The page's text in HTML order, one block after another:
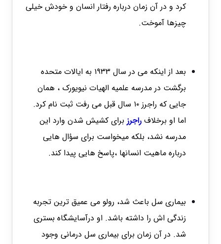
کرد و در آن زمان درباره رفتار انسان و خودش خیلی
چیزها آموخت.
بعد از اینکه می در سال ۱۹۳۳ به ایالات متحده
برگشت در مدرسه علمیه الهيات نيويورک ، همان
جایی که راجرز ۱۰ سال قبل می رفت ثبت نام کرد.
اما او برخلاف راجرز برای کشیش شدن وارد این
مدرسه نشد، بلکه میخواست برای سؤال هایی
درباره ماهیت انسانها ،پاسخ هایی پیدا کند.
بیماری سل باعث شد، رولو می عمیق ترین تجربه
زندگی اش را داشته باشد. او درآسایشگاه بستری
شد. در آن زمان برای بیماری سل درمانی وجود